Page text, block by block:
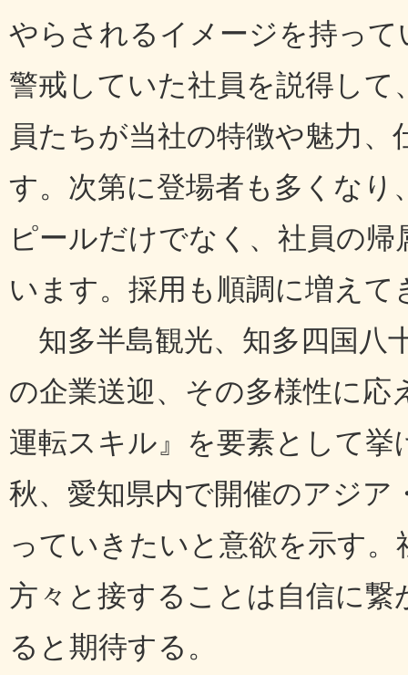
やらされるイメージを持っ
警戒していた社員を説得し
員たちが当社の特徴や魅力
す。次第に登場者も多くな
ピールだけでなく、社員の
います。採用も順調に増えて
知多半島観光、知多四国八
の企業送迎、その多様性に
運転スキル』を要素として
秋、愛知県内で開催のアジ
っていきたいと意欲を示す
方々と接することは自信に
ると期待する。